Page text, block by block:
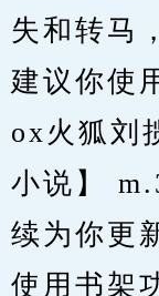
失和转马
建议你使
ox火狐刘
小说】
续为你更
使用书架